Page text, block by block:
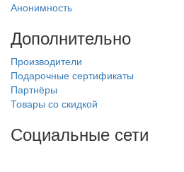
Анонимность
Дополнительно
Производители
Подарочные сертификаты
Партнёры
Товары со скидкой
Социальные сети